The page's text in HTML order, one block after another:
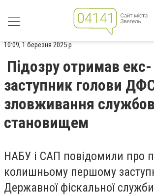
10:09, 1 березня 2025 р.
Підозру отримав екс-
заступник голови
зловживання
становищем
НАБУ і САП повідомили про
колишньому першому
Державної фіскальної